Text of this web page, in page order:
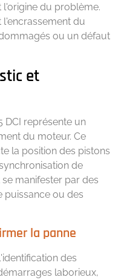
du problème.
l'encrassement du
ou un défaut
et
DCI représente un
du moteur. Ce
la position des pistons
de
manifester par des
puissance ou des
la panne
des
laborieux,